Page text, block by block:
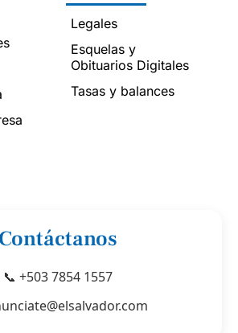
Legales
Esquelas y
Obituarios Digitales
Tasas y balances
Contáctanos
📞 +503 7854 1557